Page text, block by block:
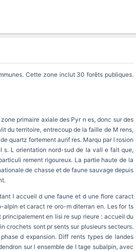
Cette zone inclut 30 forêts publiques.
primaire axiale des Pyr n es, donc sur des
du territoire, entrecoup de la faille de M rens,
quartz fortement aurif res. Marqu par l rosion
s. L orientation nord-sud de la vall e fait que,
rement rigoureux. La partie haute de la
de chasse et de faune sauvage depuis
l accueil d une faune et d une flore caract
et caract re oro-m diterran en. Les for ts
en lisi re sup rieure : accueil du
crochets sont pr sents sur plusieurs secteurs.
d expansion. Diff rents types de landes
sur l ensemble de l tage subalpin, avec